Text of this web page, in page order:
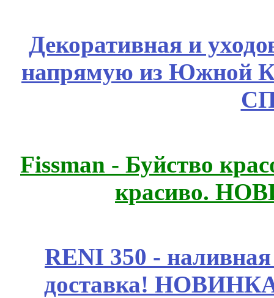
Декоративная и
напрямую из
Fissmаn - Буйство
красиво.
RENI 350 -
доставка!